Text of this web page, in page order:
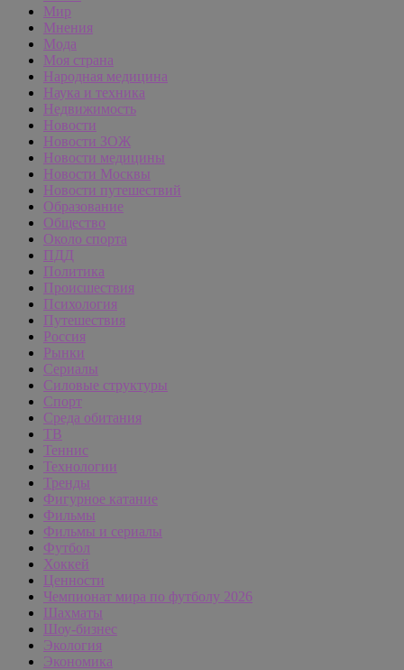
Мир
Мнения
Мода
Моя страна
Народная медицина
Наука и техника
Недвижимость
Новости
Новости ЗОЖ
Новости медицины
Новости Москвы
Новости путешествий
Образование
Общество
Около спорта
ПДД
Политика
Происшествия
Психология
Путешествия
Россия
Рынки
Сериалы
Силовые структуры
Спорт
Среда обитания
ТВ
Теннис
Технологии
Тренды
Фигурное катание
Фильмы
Фильмы и сериалы
Футбол
Хоккей
Ценности
Чемпионат мира по футболу 2026
Шахматы
Шоу-бизнес
Экология
Экономика